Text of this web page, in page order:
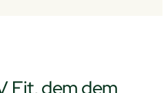
Fit, dem dem